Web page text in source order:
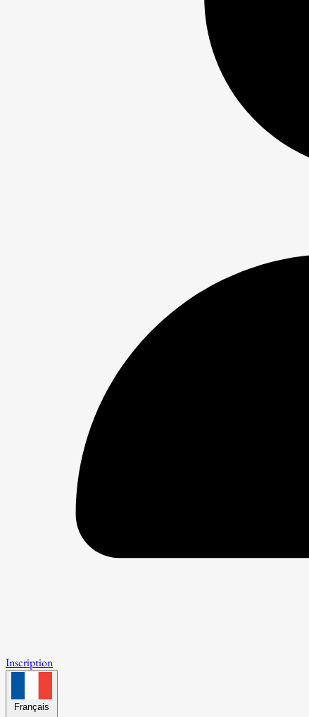
Inscription
Français